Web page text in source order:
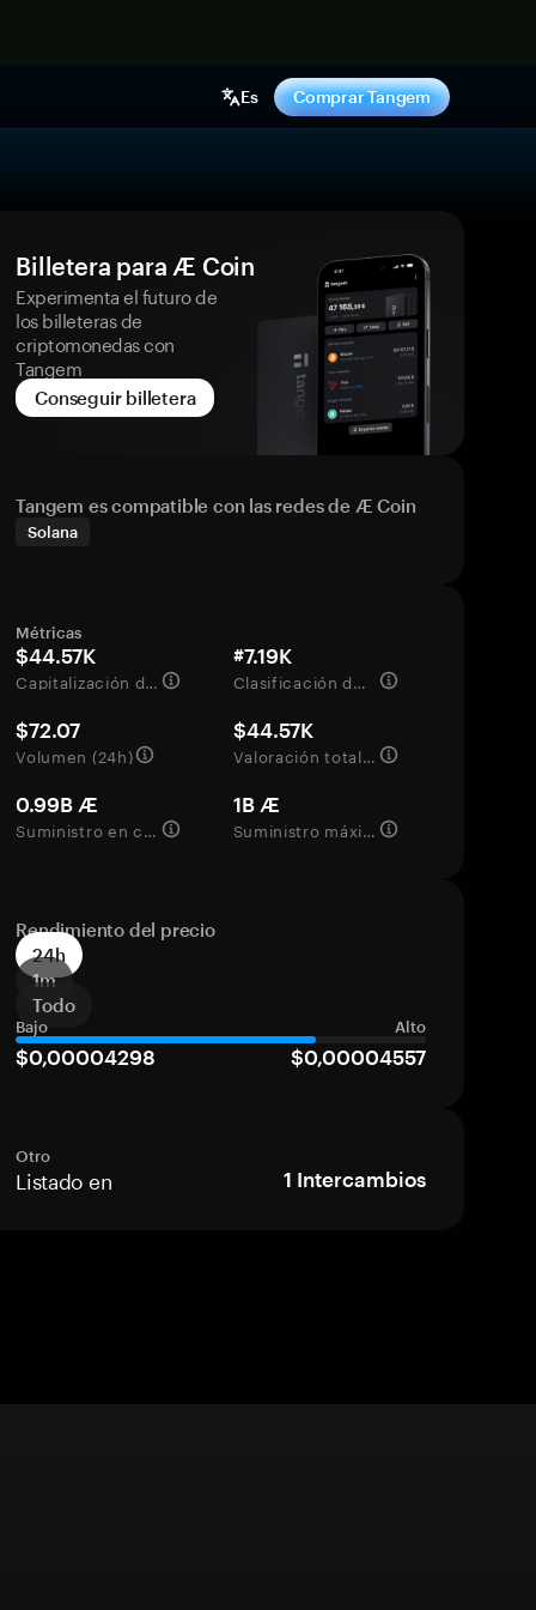
Es Comprar Tangem
Billetera para Æ Coin
Experimenta el futuro de
los billeteras de
criptomonedas con
Tangem
Conseguir billetera
Tangem es compatible con las redes de Æ Coin
Solana
Métricas
$44.57K
Capitalización de mercado
#7.19K
Clasificación del mercado
$72.07
Volumen (24h)
$44.57K
Valoración totalmente diluida
0.99B Æ
Suministro en circulación
1B Æ
Suministro máximo
Rendimiento del precio
24h
1m
Todo
Bajo Alto
$0,00004298 $0,00004557
Otro
Listado en 1 Intercambios